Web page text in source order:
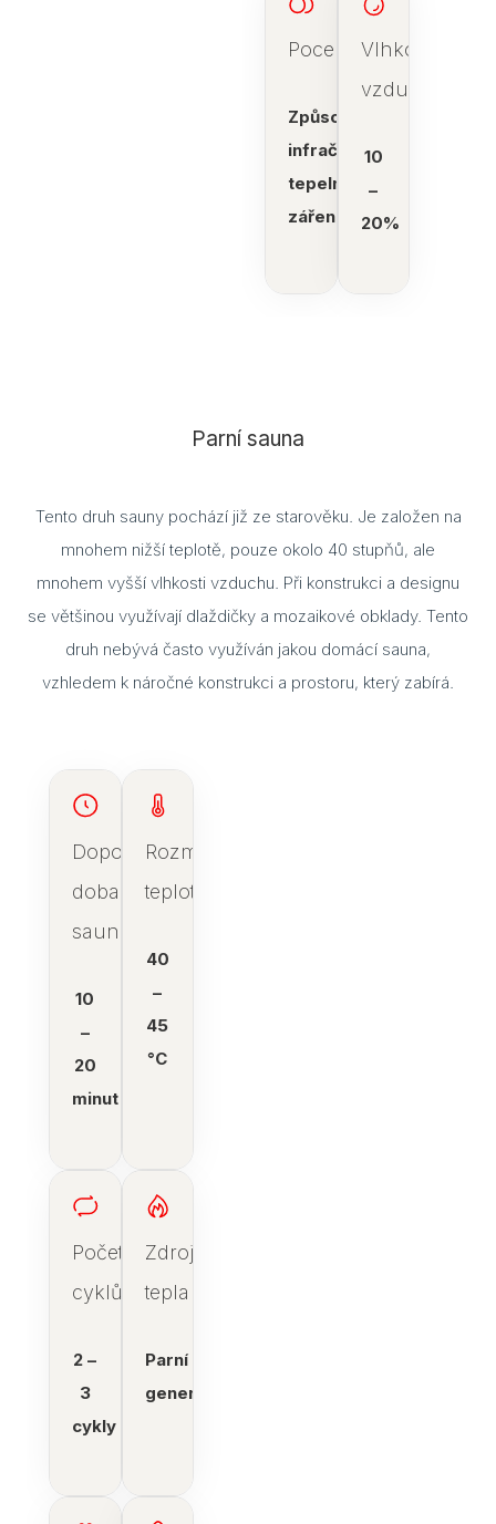
Pocení
Způsobeno
infračerveným
tepelným
zářením
Vlhkost
vzduchu
10
–
20%
Parní sauna
Tento druh sauny pochází již ze starověku. Je založen na
mnohem nižší teplotě, pouze okolo 40 stupňů, ale
mnohem vyšší vlhkosti vzduchu. Při konstrukci a designu
se většinou využívají dlaždičky a mozaikové obklady. Tento
druh nebývá často využíván jakou domácí sauna,
vzhledem k náročné konstrukci a prostoru, který zabírá.
Doporučená
doba
saunování
10
–
20
minut
Rozmezí
teplot
40
–
45
°C
Počet
cyklů
2 –
3
cykly
Zdroj
tepla
Parní
generátor